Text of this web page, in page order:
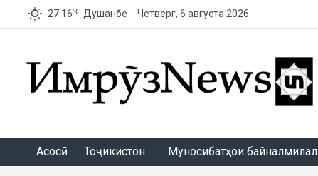
27.16℃ Душанбе Четверг, 6 августа 2026
Асосӣ Тоҷикистон Муносибатҳои байналмилалӣ